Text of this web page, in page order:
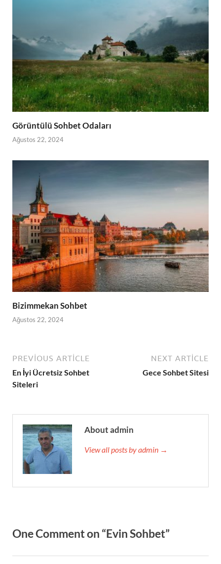
Görüntülü Sohbet Odaları
Ağustos 22, 2024
Bizimmekan Sohbet
Ağustos 22, 2024
PREVIOUS ARTICLE
En İyi Ücretsiz Sohbet
Siteleri
NEXT ARTICLE
Gece Sohbet Sitesi
About admin
View all posts by admin →
One Comment on “Evin Sohbet”